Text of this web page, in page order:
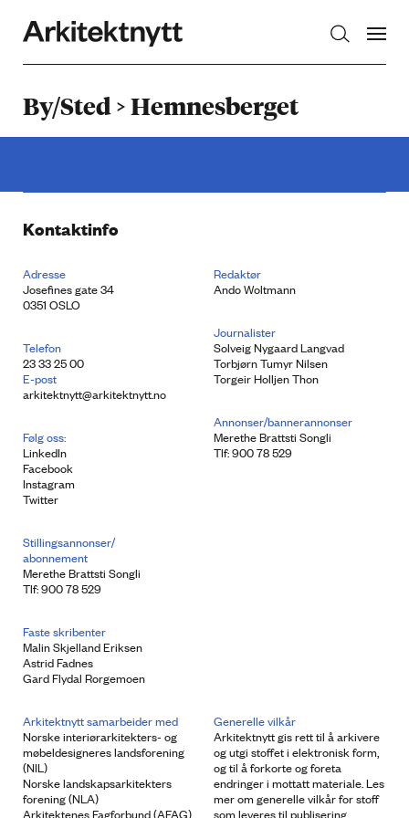
By/Sted > Hemnesberget
Kontaktinfo
Adresse
Josefines gate 34
0351 OSLO
Telefon
23 33 25 00
E-post
arkitektnytt@arkitektnytt.no
Følg oss:
LinkedIn
Facebook
Instagram
Twitter
Redaktør
Ando Woltmann
Journalister
Solveig Nygaard Langvad
Torbjørn Tumyr Nilsen
Torgeir Holljen Thon
Annonser/bannerannonser
Merethe Brattsti Songli
Tlf: 900 78 529
Stillingsannonser/
abonnement
Merethe Brattsti Songli
Tlf: 900 78 529
Faste skribenter
Malin Skjelland Eriksen
Astrid Fadnes
Gard Flydal Rorgemoen
Arkitektnytt samarbeider med
Norske interiørarkitekters- og
møbeldesigneres landsforening
(NIL)
Norske landskapsarkitekters
forening (NLA)
Arkitektenes Fagforbund (AFAG)
Generelle vilkår
Arkitektnytt gis rett til å arkivere
og utgi stoffet i elektronisk form,
og til å forkorte og foreta
endringer i mottatt materiale. Les
mer om generelle vilkår for stoff
som leveres til publisering.